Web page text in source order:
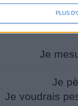
PLUS
Je
Je
Je
Je voudrais